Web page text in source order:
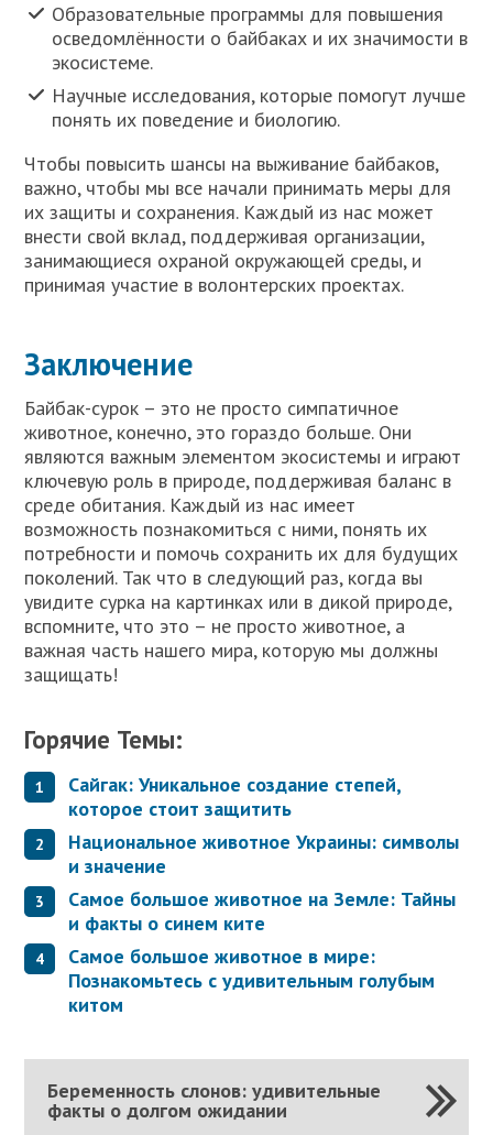
Образовательные программы для повышения
осведомлённости о байбаках и их значимости в
экосистеме.
Научные исследования, которые помогут лучше
понять их поведение и биологию.
Чтобы повысить шансы на выживание байбаков,
важно, чтобы мы все начали принимать меры для
их защиты и сохранения. Каждый из нас может
внести свой вклад, поддерживая организации,
занимающиеся охраной окружающей среды, и
принимая участие в волонтерских проектах.
Заключение
Байбак-сурок – это не просто симпатичное
животное, конечно, это гораздо больше. Они
являются важным элементом экосистемы и играют
ключевую роль в природе, поддерживая баланс в
среде обитания. Каждый из нас имеет
возможность познакомиться с ними, понять их
потребности и помочь сохранить их для будущих
поколений. Так что в следующий раз, когда вы
увидите сурка на картинках или в дикой природе,
вспомните, что это – не просто животное, а
важная часть нашего мира, которую мы должны
защищать!
Горячие Темы:
Сайгак: Уникальное создание степей,
которое стоит защитить
Национальное животное Украины: символы
и значение
Самое большое животное на Земле: Тайны
и факты о синем китe
Самое большое животное в мире:
Познакомьтесь с удивительным голубым
китом
Беременность слонов: удивительные
факты о долгом ожидании